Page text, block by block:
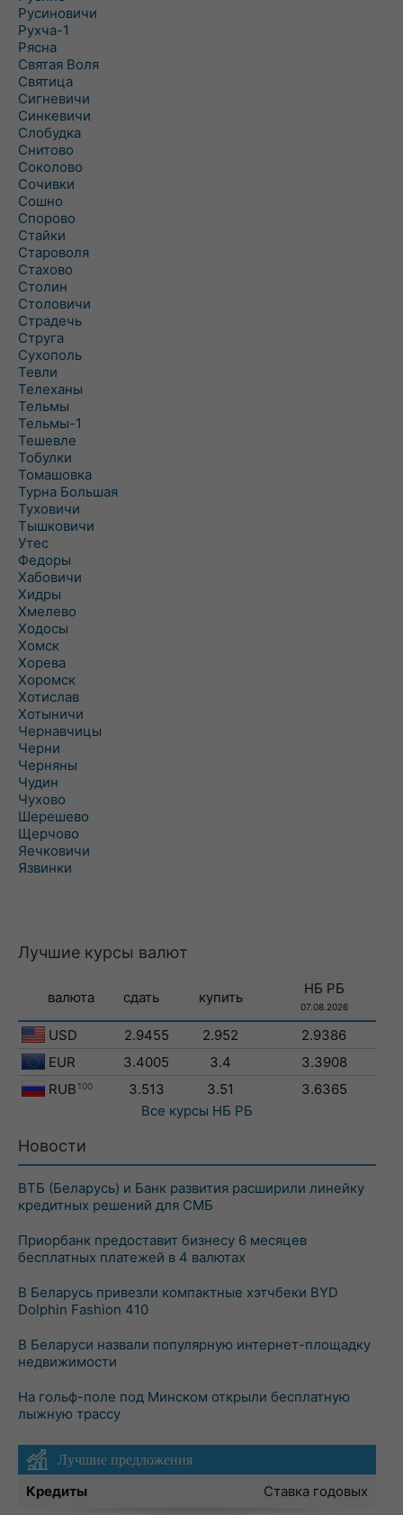
Русиновичи
Рухча-1
Рясна
Святая Воля
Святица
Сигневичи
Синкевичи
Слобудка
Снитово
Соколово
Сочивки
Сошно
Спорово
Стайки
Староволя
Стахово
Столин
Столовичи
Страдечь
Струга
Сухополь
Тевли
Телеханы
Тельмы
Тельмы-1
Тешевле
Тобулки
Томашовка
Турна Большая
Туховичи
Тышковичи
Утес
Федоры
Хабовичи
Хидры
Хмелево
Ходосы
Хомск
Хорева
Хоромск
Хотислав
Хотыничи
Чернавчицы
Черни
Черняны
Чудин
Чухово
Шерешево
Щерчово
Яечковичи
Язвинки
Лучшие курсы валют
валюта сдать купить
НБ РБ
07.08.2026
USD 2.9455 2.952
2.9386
EUR
3.4005 3.4
3.3908
RUB 100 3.513 3.51
3.6365
Все курсы НБ РБ
Новости
ВТБ (Беларусь) и Банк развития расширили линейку
кредитных решений для СМБ
Приорбанк предоставит бизнесу 6 месяцев
бесплатных платежей в 4 валютах
В Беларусь привезли компактные хэтчбеки BYD
Dolphin Fashion 410
В Беларуси назвали популярную интернет-площадку
недвижимости
На гольф-поле под Минском открыли бесплатную
лыжную трассу
Лучшие предложения
Кредиты
Ставка годовых